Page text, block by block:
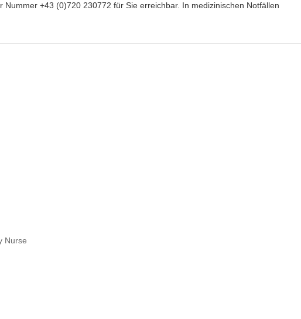
+43 (0)720 230772 für Sie erreichbar. In medizinischen Notfällen
Nurse